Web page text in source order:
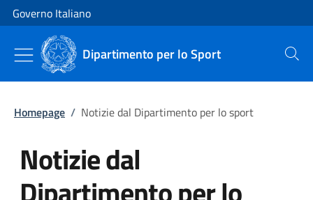
Vai al contenuto
Vai alla navigazione del sito
Governo Italiano
Dipartimento per lo Sport Cerca
Homepage / Notizie dal Dipartimento per lo sport
Notizie dal